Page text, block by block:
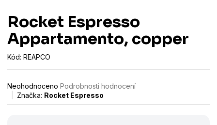
Rocket Espresso
Appartamento, copper
Kód: REAPCO
Průměrné
hodnocení
produktu
Neohodnoceno Podrobnosti hodnocení
Značka: Rocket Espresso